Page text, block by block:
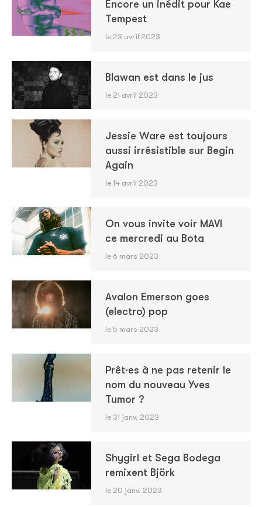
Encore un inédit pour Kae
Tempest
le 23 avril 2023
Blawan est dans le jus
le 21 avril 2023
Jessie Ware est toujours
aussi irrésistible sur Begin
Again
le 14 avril 2023
On vous invite voir MAVI
ce mercredi au Bota
le 6 mars 2023
Avalon Emerson goes
(electro) pop
le 5 mars 2023
Prêt·es à ne pas retenir le
nom du nouveau Yves
Tumor ?
le 31 janv. 2023
Shygirl et Sega Bodega
remixent Björk
le 20 janv. 2023